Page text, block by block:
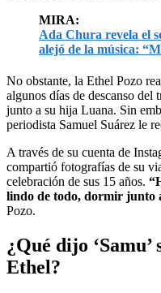
MIRA:
Ada Chura revela el
alejó de la música:
No obstante, la Ethel Pozo
algunos días de descanso
junto a su hija Luana. Sin
periodista Samuel Suárez le
A través de su cuenta de
compartió fotografías de su
celebración de sus 15 años.
lindo de todo, dormir junto
Pozo.
¿Qué dijo
Ethel?